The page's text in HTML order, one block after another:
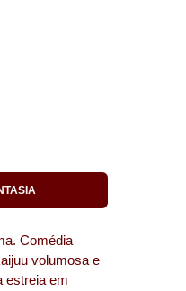
Comédia
volumosa e
estreia em